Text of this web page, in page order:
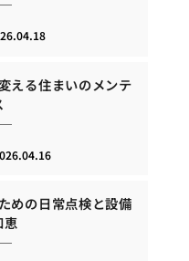
える住まいのメンテ
めの日常点検と設備
恵